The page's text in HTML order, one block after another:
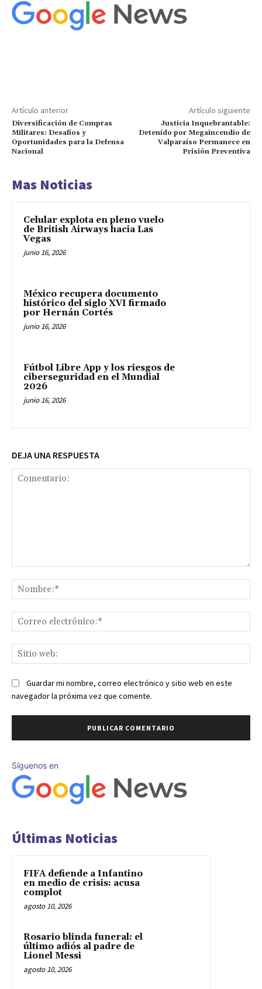
Artículo anterior
Diversificación de Compras
Militares: Desafíos y
Oportunidades para la Defensa
Nacional
Artículo siguiente
Justicia Inquebrantable:
Detenido por Megaincendio de
Valparaíso Permanece en
Prisión Preventiva
Mas Noticias
Celular explota en pleno vuelo
de British Airways hacia Las
Vegas
junio 16, 2026
México recupera documento
histórico del siglo XVI firmado
por Hernán Cortés
junio 16, 2026
Fútbol Libre App y los riesgos de
ciberseguridad en el Mundial
2026
junio 16, 2026
DEJA UNA RESPUESTA
Guardar mi nombre, correo electrónico y sitio web en este
navegador la próxima vez que comente.
Síguenos en
Últimas Noticias
FIFA defiende a Infantino
en medio de crisis: acusa
complot
agosto 10, 2026
Rosario blinda funeral: el
último adiós al padre de
Lionel Messi
agosto 10, 2026